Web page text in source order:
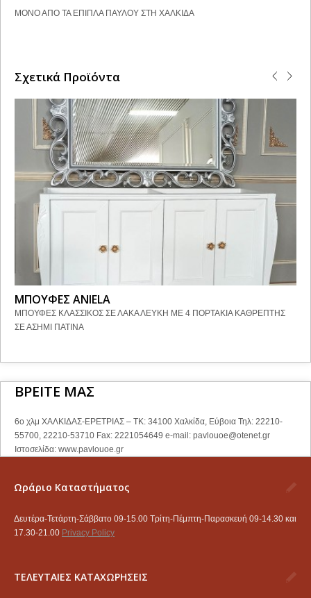
ΜΟΝΟ ΑΠΟ ΤΑ ΕΠΙΠΛΑ ΠΑΥΛΟΥ ΣΤΗ ΧΑΛΚΙΔΑ
Σχετικά Προϊόντα
ΜΠΟΥΦΕΣ ANIELA
ΜΠΟΥΦΕΣ ΚΛΑΣΣΙΚΟΣ ΣΕ ΛΑΚΑ ΛΕΥΚΗ ΜΕ 4 ΠΟΡΤΑΚΙΑ ΚΑΘΡΕΠΤΗΣ
ΣΕ ΑΣΗΜΙ ΠΑΤΙΝΑ
ΒΡΕΙΤΕ ΜΑΣ
6ο χλμ ΧΑΛΚΙΔΑΣ-ΕΡΕΤΡΙΑΣ – ΤΚ: 34100 Χαλκίδα, Εύβοια Τηλ: 22210-
55700, 22210-53710 Fax: 2221054649 e-mail: pavlouoe@otenet.gr
Ιστοσελίδα: www.pavlouoe.gr
Ωράριο Καταστήματος
Δευτέρα-Τετάρτη-Σάββατο 09-15.00 Τρίτη-Πέμπτη-Παρασκευή 09-14.30 και
17.30-21.00 Privacy Policy
ΤΕΛΕΥΤΑΙΕΣ ΚΑΤΑΧΩΡΗΣΕΙΣ